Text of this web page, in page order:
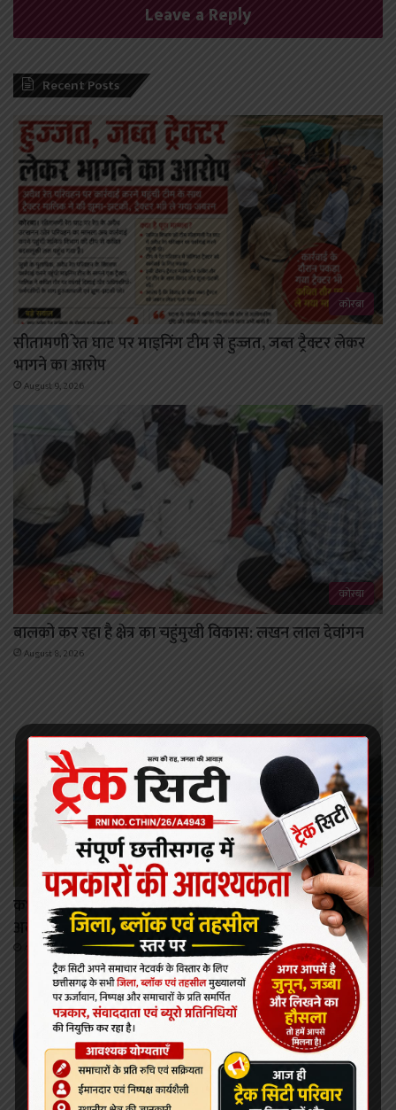
Leave a Reply
Recent Posts
कोरबा
सीतामणी रेत घाट पर माइनिंग टीम से हुज्जत, जब्त ट्रैक्टर लेकर
भागने का आरोप
August 9, 2026
कोरबा
बालको कर रहा है क्षेत्र का चहुंमुखी विकास: लखन लाल देवांगन
August 8, 2026
कोरबा
कभी भी खोला जा सकता है मिनीमाता बांगो जलाशय का गेट,
अलर्ट जारी।
August 8, 2026